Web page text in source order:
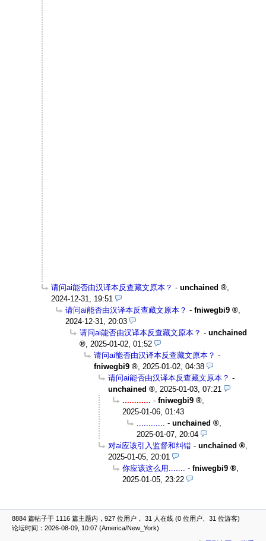
请问ai能否由汉译本反查藏文原本？ - unchained
,
2024-12-31, 19:51
请问ai能否由汉译本反查藏文原本？ - fniwegbi9
,
2024-12-31, 20:03
请问ai能否由汉译本反查藏文原本？ - unchained
, 2025-01-02, 01:52
请问ai能否由汉译本反查藏文原本？ -
fniwegbi9
, 2025-01-02, 04:38
请问ai能否由汉译本反查藏文原本？ -
unchained
, 2025-01-03, 07:21
............ - fniwegbi9
,
2025-01-06, 01:43
............ - unchained
,
2025-01-07, 20:04
对ai应该引入监督和纠错 - unchained
,
2025-01-05, 20:01
你应该这么用....... - fniwegbi9
,
2025-01-05, 23:22
8884 篇帖子于 1116 篇主题内，927 位用户， 31 人在线 (0 位用户、31 位游客)
论坛时间：2026-08-09, 10:07 (America/New_York)